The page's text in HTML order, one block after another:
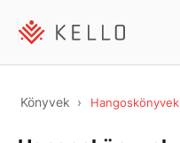
Könyvek Hangoskönyvek